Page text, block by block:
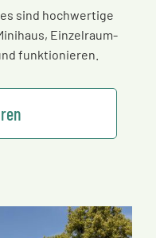
sind hochwertige
Einzelraum-
funktionieren.